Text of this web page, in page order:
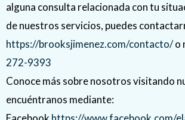
alguna consulta relacionada con tu
de nuestros servicios, puedes
https://brooksjimenez.com/contacto/o
272-9393
Conoce más sobre nosotros visitando
encuéntranos mediante: